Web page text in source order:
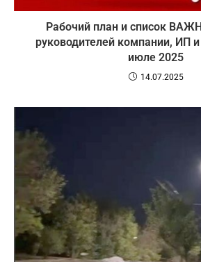
Рабочий план и список
руководителей компании, ИП и
июле 2025
14.07.2025